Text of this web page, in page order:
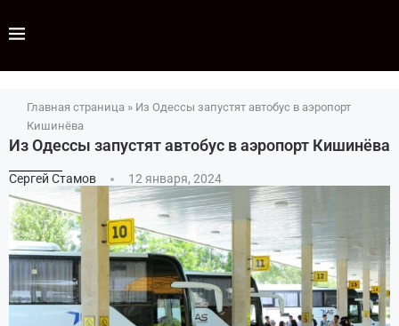
Главная страница » Из Одессы запустят автобус в аэропорт
Кишинёва
Из Одессы запустят автобус в аэропорт Кишинёва
Сергей Стамов 12 января, 2024